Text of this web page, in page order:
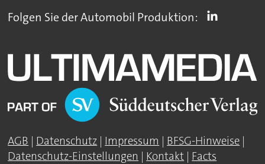
Folgen Sie der Automobil Produktion:
AGB | Datenschutz | Impressum | BFSG-Hinweise |
Datenschutz-Einstellungen | Kontakt | Facts